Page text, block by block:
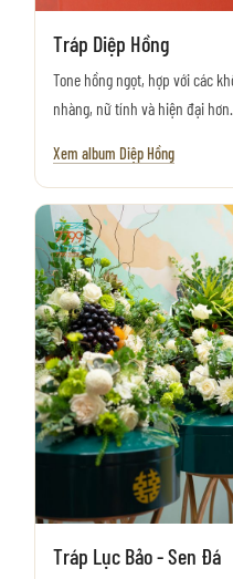
Tráp Diệp Hồng
Tone hồng ngọt, hợp với các
nhàng, nữ tính và hiện đại hơn.
Xem album Diệp Hồng
Tráp Lục Bảo - Sen Đá